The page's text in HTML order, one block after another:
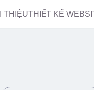
THIỆUTHIẾT KẾ